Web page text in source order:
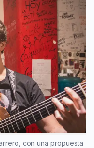
con una propuesta